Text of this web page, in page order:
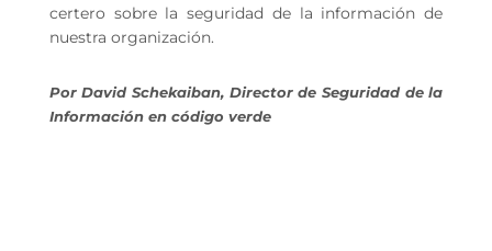
certero sobre la seguridad de la información de
nuestra organización.
Por David Schekaiban, Director de Seguridad de la
Información en código verde